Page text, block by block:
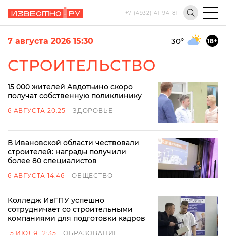
+7 (4932) 41-94-81
7 августа 2026 15:30 30° 18+
СТРОИТЕЛЬСТВО
15 000 жителей Авдотьино скоро
получат собственную поликлинику
6 АВГУСТА 20:25 ЗДОРОВЬЕ
В Ивановской области чествовали
строителей: награды получили
более 80 специалистов
6 АВГУСТА 14:46 ОБЩЕСТВО
Колледж ИвГПУ успешно
сотрудничает со строительными
компаниями для подготовки кадров
15 ИЮЛЯ 12:35 ОБРАЗОВАНИЕ